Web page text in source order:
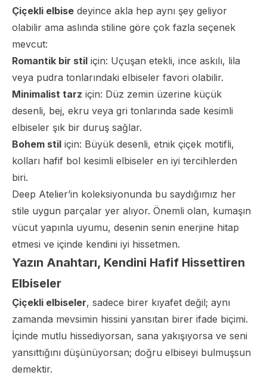
Çiçekli elbise deyince akla hep aynı şey geliyor
olabilir ama aslında stiline göre çok fazla seçenek
mevcut:
Romantik bir stil için: Uçuşan etekli, ince askılı, lila
veya pudra tonlarındaki elbiseler favori olabilir.
Minimalist tarz için: Düz zemin üzerine küçük
desenli, bej, ekru veya gri tonlarında sade kesimli
elbiseler şık bir duruş sağlar.
Bohem stil için: Büyük desenli, etnik çiçek motifli,
kolları hafif bol kesimli elbiseler en iyi tercihlerden
biri.
Deep Atelier’in koleksiyonunda bu saydığımız her
stile uygun parçalar yer alıyor. Önemli olan, kumaşın
vücut yapınla uyumu, desenin senin enerjine hitap
etmesi ve içinde kendini iyi hissetmen.
Yazın Anahtarı, Kendini Hafif Hissettiren
Elbiseler
Çiçekli elbiseler, sadece birer kıyafet değil; aynı
zamanda mevsimin hissini yansıtan birer ifade biçimi.
İçinde mutlu hissediyorsan, sana yakışıyorsa ve seni
yansıttığını düşünüyorsan; doğru elbiseyi bulmuşsun
demektir.